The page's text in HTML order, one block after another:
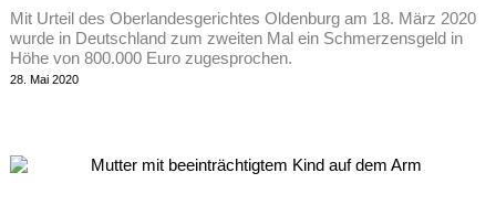
Mit Urteil des Oberlandesgerichtes Oldenburg am 18. März 2020
wurde in Deutschland zum zweiten Mal ein Schmerzensgeld in
Höhe von 800.000 Euro zugesprochen.
28. Mai 2020